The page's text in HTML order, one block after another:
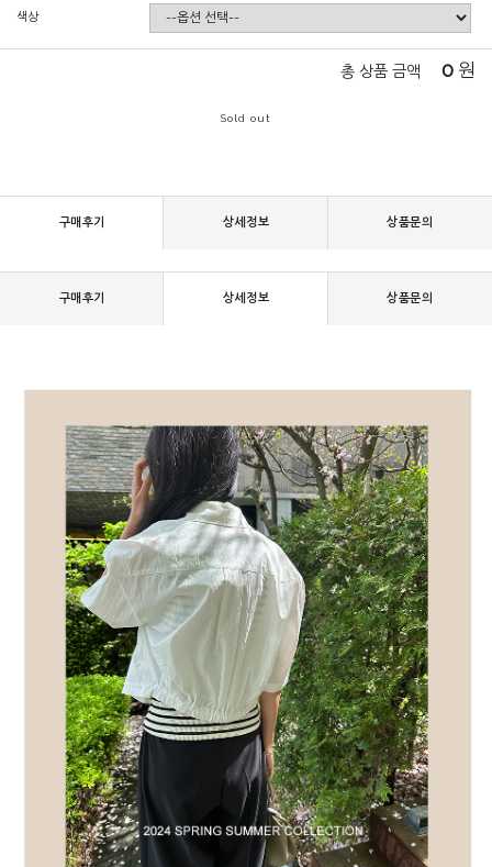
색상
총 상품 금액 0 원
Sold out
구매후기 상세정보 상품문의
구매후기 상세정보 상품문의